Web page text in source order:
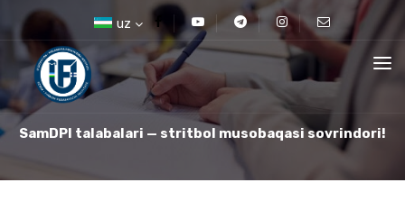
uz
SamDPI talabalari — stritbol musobaqasi sovrindori!